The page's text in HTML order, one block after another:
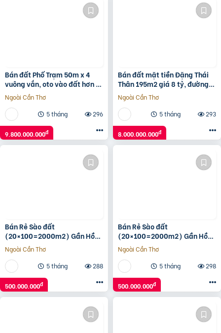
Bán đất Phố Trạm 50m x 4
vuông vắn, oto vào đất hơn 9
tỷ TL. LH 0936123469
Ngoài Cần Thơ
5 tháng
296
9.800.000.000đ
Bán đất mặt tiền Đặng Thái
Thân 195m2 giá 8 tỷ, đường
7m5, sổ sẵn chính chủ
Ngoài Cần Thơ
5 tháng
293
8.000.000.000đ
Bán Rẻ Sào đất
(20×100=2000m2) Gần Hồ
Du Lịch Thanh An, Dân Cư
đông, Thuận Tiện Buôn Bán,
500tr
Ngoài Cần Thơ
5 tháng
288
500.000.000đ
Bán Rẻ Sào đất
(20×100=2000m2) Gần Hồ
Du Lịch Thanh An, Dân Cư
đông, Thuận Tiện Buôn Bán,
500tr
Ngoài Cần Thơ
5 tháng
298
500.000.000đ